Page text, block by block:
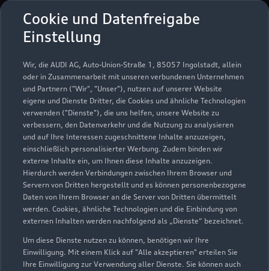
Cookie und Datenfreigabe
Einstellung
Wir, die AUDI AG, Auto-Union-Straße 1, 85057 Ingolstadt, allein
oder in Zusammenarbeit mit unseren verbundenen Unternehmen
und Partnern ("Wir", "Unser"), nutzen auf unserer Website
eigene und Dienste Dritter, die Cookies und ähnliche Technologien
verwenden ("Dienste"), die uns helfen, unsere Website zu
verbessern, den Datenverkehr und die Nutzung zu analysieren
und auf Ihre Interessen zugeschnittene Inhalte anzuzeigen,
einschließlich personalisierter Werbung. Zudem binden wir
externe Inhalte ein, um Ihnen diese Inhalte anzuzeigen.
Hierdurch werden Verbindungen zwischen Ihrem Browser und
Servern von Dritten hergestellt und es können personenbezogene
Daten von Ihrem Browser an die Server von Dritten übermittelt
werden. Cookies, ähnliche Technologien und die Einbindung von
externen Inhalten werden nachfolgend als „Dienste“ bezeichnet.
Um diese Dienste nutzen zu können, benötigen wir Ihre
Einwilligung. Mit einem Klick auf "Alle akzeptieren" erteilen Sie
Ihre Einwilligung zur Verwendung aller Dienste. Sie können auch
Wir beraten Sie gerne
und Ansprechpartner.